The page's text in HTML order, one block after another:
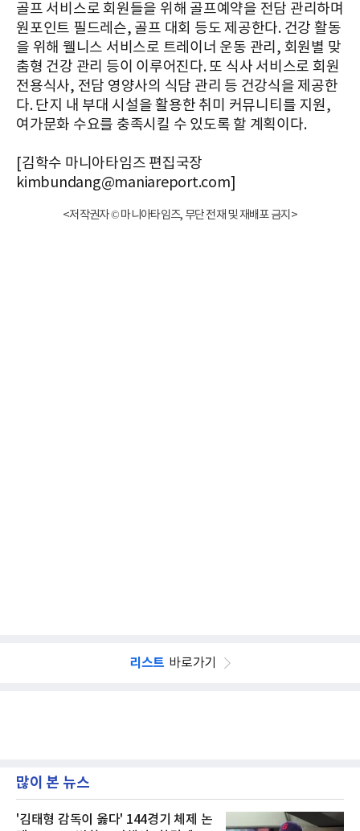
골프 서비스로 회원들을 위해 골프예약을 전담 관리하며
원포인트 필드레슨, 골프 대회 등도 제공한다. 건강 활동
을 위해 웰니스 서비스로 트레이너 운동 관리, 회원별 맞
춤형 건강 관리 등이 이루어진다. 또 식사 서비스로 회원
전용식사, 전담 영양사의 식담 관리 등 건강식을 제공한
다. 단지 내 부대 시설을 활용한 취미 커뮤니티를 지원,
여가문화 수요를 충족시킬 수 있도록 할 계획이다.
[김학수 마니아타임즈 편집국장
kimbundang@maniareport.com]
<저작권자 © 마니아타임즈, 무단 전재 및 재배포 금지>
리스트 바로가기
많이 본 뉴스
'김태형 감독이 옳다' 144경기 체제 논